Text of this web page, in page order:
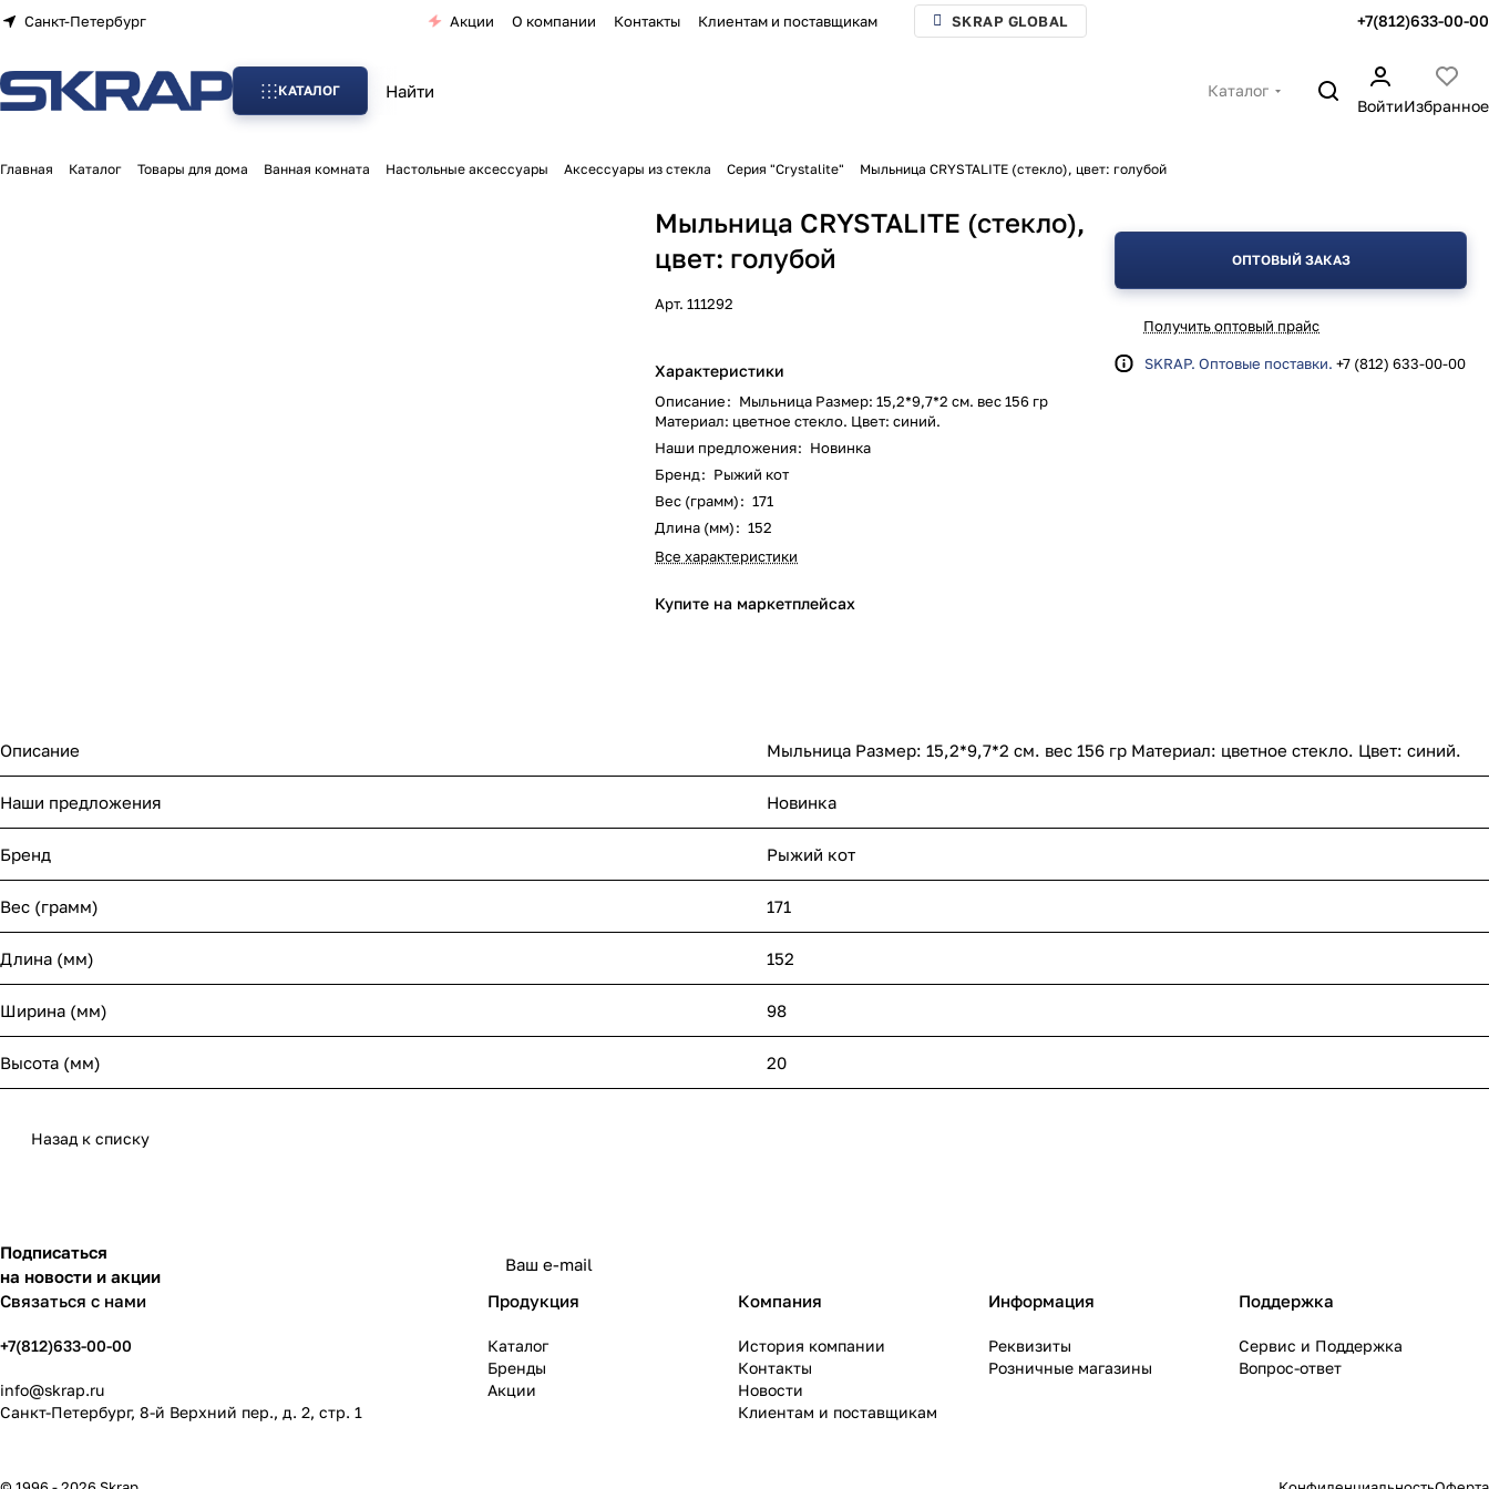
Санкт-Петербург Акции О компании Контакты Клиентам и поставщикам SKRAP GLOBAL +7(812)633-00-00
КАТАЛОГ
Каталог
ВойтиИзбранное
Главная Каталог Товары для дома Ванная комната Настольные аксессуары Аксессуары из стекла Серия "Crystalite" Мыльница CRYSTALITE (стекло), цвет: голубой
Мыльница CRYSTALITE (стекло),
цвет: голубой
Арт.111292
Характеристики
Описание: Мыльница Размер: 15,2*9,7*2 см. вес 156 гр
Материал: цветное стекло. Цвет: синий.
Наши предложения: Новинка
Бренд: Рыжий кот
Вес (грамм): 171
Длина (мм): 152
Все характеристики
Купите на маркетплейсах
ОПТОВЫЙ ЗАКАЗ
Получить оптовый прайс
SKRAP. Оптовые поставки. +7 (812) 633-00-00
Описание Мыльница Размер: 15,2*9,7*2 см. вес 156 гр Материал: цветное стекло. Цвет: синий.
Наши предложения Новинка
Бренд Рыжий кот
Вес (грамм) 171
Длина (мм) 152
Ширина (мм) 98
Высота (мм) 20
Назад к списку
Подписаться
на новости и акции
Связаться с нами
+7(812)633-00-00
info@skrap.ru
Санкт-Петербург, 8-й Верхний пер., д. 2, стр. 1
Продукция
Каталог
Бренды
Акции
Компания
История компании
Контакты
Новости
Клиентам и поставщикам
Информация
Реквизиты
Розничные магазины
Поддержка
Сервис и Поддержка
Вопрос-ответ